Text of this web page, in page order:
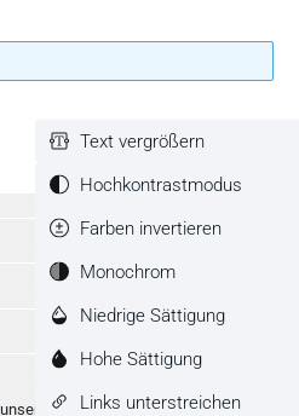
regelmäßig erscheinenden
Text vergrößern
Hochkontrastmodus
Farben invertieren
Monochrom
Niedrige Sättigung
Hohe Sättigung
Links unterstreichen